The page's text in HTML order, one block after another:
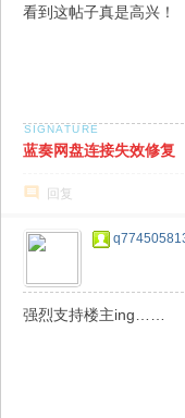
看到这帖子真是高兴！
蓝奏网盘连接失效修复
回复
强烈支持楼主ing……